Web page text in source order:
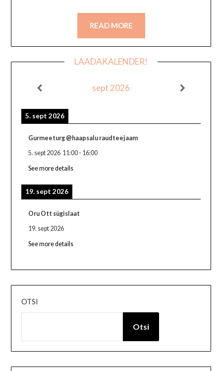
READ MORE
LAADAKALENDER!
sept 2026
5. sept 2026
Gurmeeturg @haapsalu raudteejaam
5. sept 2026 11:00 - 16:00
See more details
19. sept 2026
Oru Ott sügislaat
19. sept 2026
See more details
OTSI
Otsi